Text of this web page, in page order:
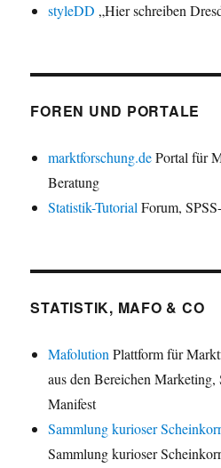
styleDD „Hier schreiben
FOREN UND PORTALE
marktforschung.dePortal für
Beratung
Statistik-TutorialForum,
STATISTIK, MAFO & CO
MafolutionPlattform für
aus den Bereichen
Manifest
Sammlung kurioser
Sammlung kurioser